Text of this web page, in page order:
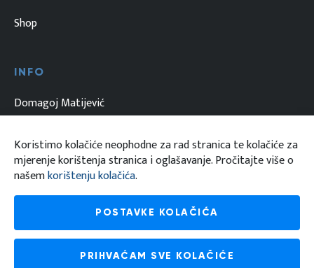
Koristimo kolačiće neophodne za rad stranica te kolačiće za
mjerenje korištenja stranica i oglašavanje. Pročitajte više o
našemkorištenju kolačića.
POSTAVKE KOLAČIĆA
PRIHVAĆAM SVE KOLAČIĆE
Shop
INFO
Domagoj Matijević
Uvjeti korištenja i privatnost
Uvjeti kupovine i načini plaćanja